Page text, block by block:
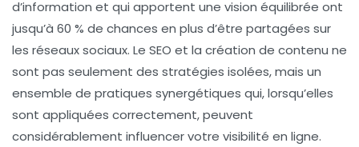
d’information et qui apportent une vision équilibrée ont
jusqu’à 60 % de chances en plus d’être partagées sur
les réseaux sociaux. Le SEO et la création de contenu ne
sont pas seulement des stratégies isolées, mais un
ensemble de pratiques synergétiques qui, lorsqu’elles
sont appliquées correctement, peuvent
considérablement influencer votre visibilité en ligne.